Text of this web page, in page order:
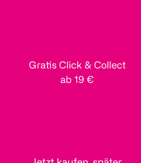
Gratis Click & Collect
ab 19 €